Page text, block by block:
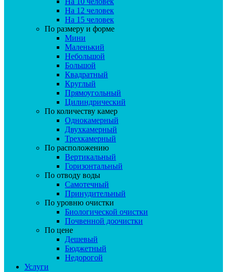
На 12 человек
На 15 человек
По размеру и форме
Мини
Маленький
Небольшой
Большой
Квадратный
Круглый
Прямоугольный
Цилиндрический
По количеству камер
Однокамерный
Двухкамерный
Трехкамерный
По расположению
Вертикальный
Горизонтальный
По отводу воды
Самотечный
Принудительный
По уровню очистки
Биологической очистки
Почвенной доочистки
По цене
Дешевый
Бюджетный
Недорогой
Услуги